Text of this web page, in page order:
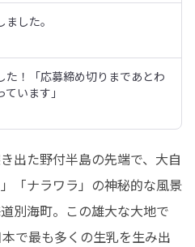
した。
！「応募締め切りまであとわ
います」
出た野付半島の先端で、大自
「ナラワラ」の神秘的な風景
別海町。この雄大な大地で
で最も多くの生乳を生み出